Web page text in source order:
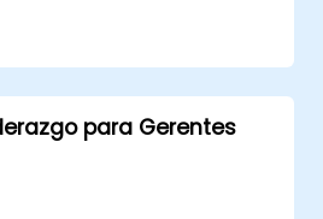
para Gerentes